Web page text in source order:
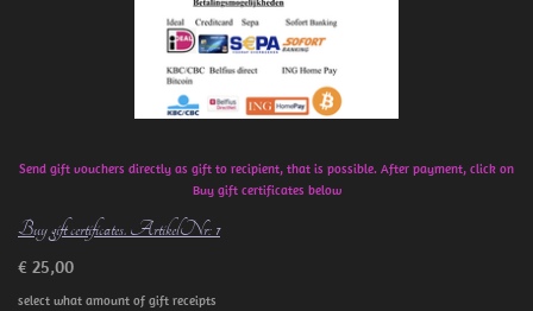
Send gift vouchers directly as gift to recipient, that is possible. After payment, click on
Buy gift certificates below
Buy gift certificates. ArtikelNr: 1
€ 25,00
select what amount of gift receipts